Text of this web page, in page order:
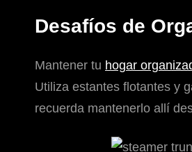
Desafíos de
Mantener tu hogar
Utiliza estantes flotantes y
recuerda mantenerlo allí